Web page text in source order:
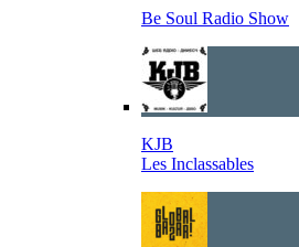
Be Soul Radio Show
KJB
Les Inclassables